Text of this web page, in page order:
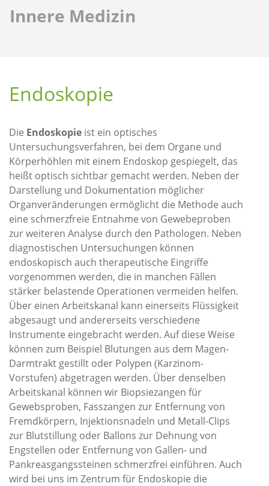
Innere Medizin
Endoskopie
Die Endoskopie ist ein optisches
Untersuchungsverfahren, bei dem Organe und
Körperhöhlen mit einem Endoskop gespiegelt, das
heißt optisch sichtbar gemacht werden. Neben der
Darstellung und Dokumentation möglicher
Organveränderungen ermöglicht die Methode auch
eine schmerzfreie Entnahme von Gewebeproben
zur weiteren Analyse durch den Pathologen. Neben
diagnostischen Untersuchungen können
endoskopisch auch therapeutische Eingriffe
vorgenommen werden, die in manchen Fällen
stärker belastende Operationen vermeiden helfen.
Über einen Arbeitskanal kann einerseits Flüssigkeit
abgesaugt und andererseits verschiedene
Instrumente eingebracht werden. Auf diese Weise
können zum Beispiel Blutungen aus dem Magen-
Darmtrakt gestillt oder Polypen (Karzinom-
Vorstufen) abgetragen werden. Über denselben
Arbeitskanal können wir Biopsiezangen für
Gewebsproben, Fasszangen zur Entfernung von
Fremdkörpern, Injektionsnadeln und Metall-Clips
zur Blutstillung oder Ballons zur Dehnung von
Engstellen oder Entfernung von Gallen- und
Pankreasgangssteinen schmerzfrei einführen. Auch
wird bei uns im Zentrum für Endoskopie die